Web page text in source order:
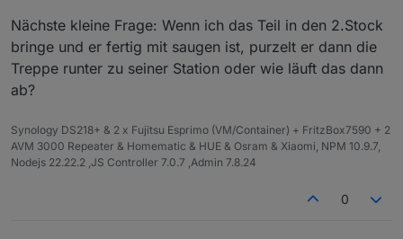
Nächste kleine Frage: Wenn ich das Teil in den 2.Stock
bringe und er fertig mit saugen ist, purzelt er dann die
Treppe runter zu seiner Station oder wie läuft das dann
ab?
Synology DS218+ & 2 x Fujitsu Esprimo (VM/Container) + FritzBox7590 + 2
AVM 3000 Repeater & Homematic & HUE & Osram & Xiaomi, NPM 10.9.7,
Nodejs 22.22.2 ,JS Controller 7.0.7 ,Admin 7.8.24
0